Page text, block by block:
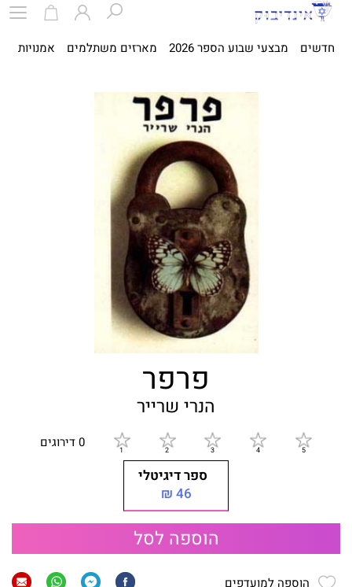
חדשים מבצעי שבוע הספר 2026 מארזים משתלמים אמנויות
פרפר
הנרי שרייר
0 דירוגים
ספר דיגיטלי
46 ₪
הוספה לסל
הוספה למועדפים